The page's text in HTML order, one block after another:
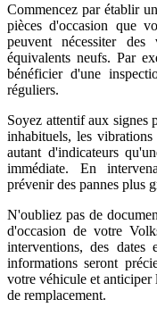
Commencez par établir
pièces d'occasion que
peuvent nécessiter
équivalents neufs. Par
bénéficier d'une
réguliers.
Soyez attentif aux signes
inhabituels, les
autant d'indicateurs
immédiate. En
prévenir des pannes plus
N'oubliez pas de
d'occasion de votre
interventions, des dates
informations seront
votre véhicule et anticiper
de remplacement.